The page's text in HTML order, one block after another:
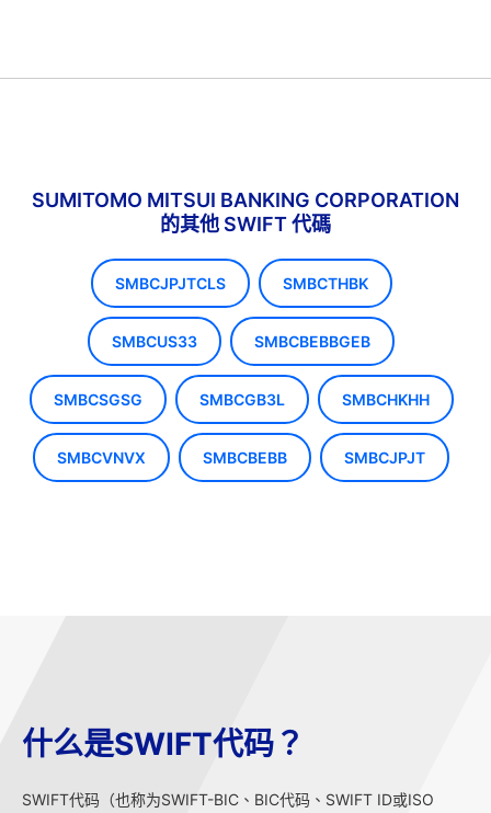
SUMITOMO MITSUI BANKING CORPORATION
的其他 SWIFT 代碼
SMBCJPJTCLS SMBCTHBK
SMBCUS33 SMBCBEBBGEB
SMBCSGSG SMBCGB3L SMBCHKHH
SMBCVNVX SMBCBEBB SMBCJPJT
什么是SWIFT代码？
SWIFT代码（也称为SWIFT-BIC、BIC代码、SWIFT ID或ISO